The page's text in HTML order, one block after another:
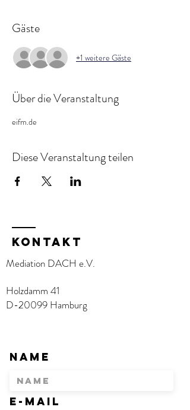
Gäste
+1 weitere Gäste
Über die Veranstaltung
eifm.de
Diese Veranstaltung teilen
KOntakt
Mediation DACH e.V.
Holzdamm 41
D-20099 Hamburg
Name
E-Mail